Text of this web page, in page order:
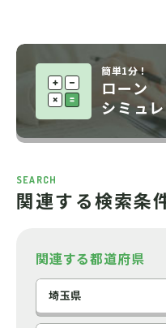
簡単1分！
ローン
シミュ
SEARCH
関連する検索条
関連する都道府県
埼玉県